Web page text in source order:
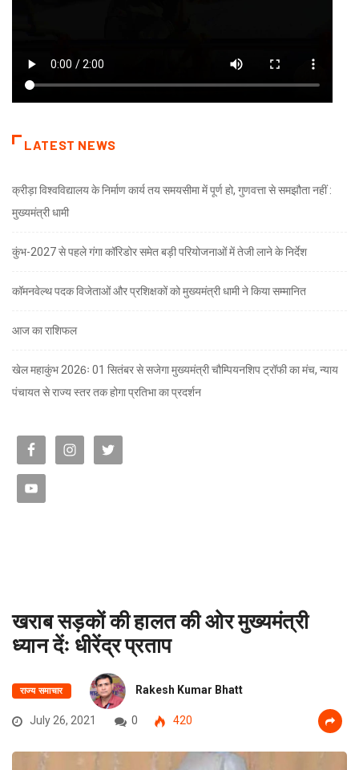
LATEST NEWS
क्रीड़ा विश्वविद्यालय के निर्माण कार्य तय समयसीमा में पूर्ण हो, गुणवत्ता से समझौता नहीं :
मुख्यमंत्री धामी
कुंभ-2027 से पहले गंगा कॉरिडोर समेत बड़ी परियोजनाओं में तेजी लाने के निर्देश
कॉमनवेल्थ पदक विजेताओं और प्रशिक्षकों को मुख्यमंत्री धामी ने किया सम्मानित
आज का राशिफल
खेल महाकुंभ 2026ः 01 सितंबर से सजेगा मुख्यमंत्री चौम्पियनशिप ट्रॉफी का मंच, न्याय
पंचायत से राज्य स्तर तक होगा प्रतिभा का प्रदर्शन
खराब सड़कों की हालत की ओर मुख्यमंत्री
ध्यान देंः धीरेंद्र प्रताप
राज्य समाचार Rakesh Kumar Bhatt
July 26, 2021 0 420